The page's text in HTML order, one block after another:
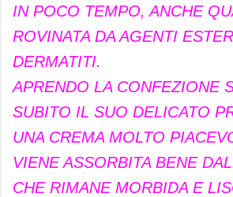
IN POCO TEMPO, ANCHE
ROVINATA DA AGENTI
DERMATITI.
APRENDO LA CONFEZIONE
SUBITO IL SUO DELICATO
UNA CREMA MOLTO
VIENE ASSORBITA BENE
CHE RIMANE MORBIDA E